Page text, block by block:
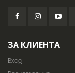
ЗА КЛИЕНТА
Вход